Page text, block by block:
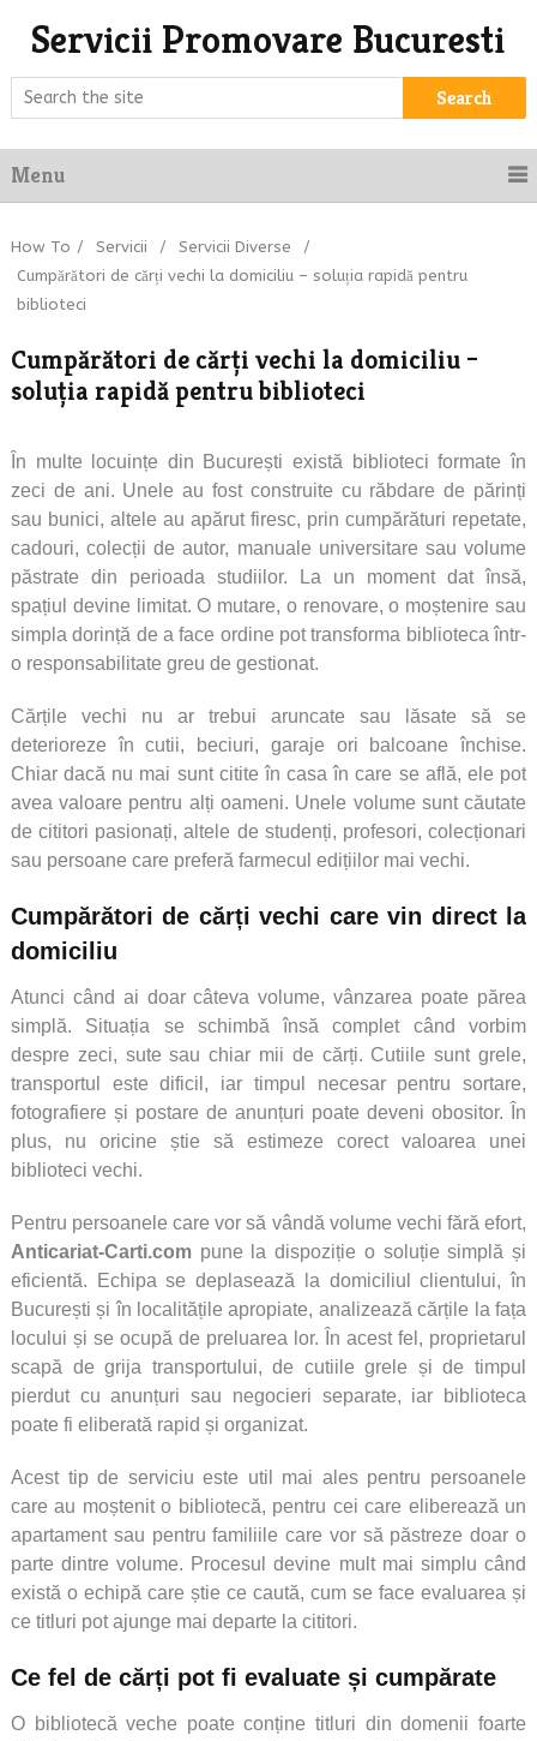
Servicii Promovare Bucuresti
Search
Menu
How To / Servicii / Servicii Diverse
/
Cumpărători de cărți vechi la domiciliu – soluția rapidă pentru
biblioteci
Cumpărători de cărți vechi la domiciliu –
soluția rapidă pentru biblioteci
În multe locuințe din București există biblioteci formate în
zeci de ani. Unele au fost construite cu răbdare de părinți
sau bunici, altele au apărut firesc, prin cumpărături repetate,
cadouri, colecții de autor, manuale universitare sau volume
păstrate din perioada studiilor. La un moment dat însă,
spațiul devine limitat. O mutare, o renovare, o moștenire sau
simpla dorință de a face ordine pot transforma biblioteca într-
o responsabilitate greu de gestionat.
Cărțile vechi nu ar trebui aruncate sau lăsate să se
deterioreze în cutii, beciuri, garaje ori balcoane închise.
Chiar dacă nu mai sunt citite în casa în care se află, ele pot
avea valoare pentru alți oameni. Unele volume sunt căutate
de cititori pasionați, altele de studenți, profesori, colecționari
sau persoane care preferă farmecul edițiilor mai vechi.
Cumpărători de cărți vechi care vin direct la
domiciliu
Atunci când ai doar câteva volume, vânzarea poate părea
simplă. Situația se schimbă însă complet când vorbim
despre zeci, sute sau chiar mii de cărți. Cutiile sunt grele,
transportul este dificil, iar timpul necesar pentru sortare,
fotografiere și postare de anunțuri poate deveni obositor. În
plus, nu oricine știe să estimeze corect valoarea unei
biblioteci vechi.
Pentru persoanele care vor să vândă volume vechi fără efort,
Anticariat-Carti.compune la dispoziție o soluție simplă și
eficientă. Echipa se deplasează la domiciliul clientului, în
București și în localitățile apropiate, analizează cărțile la fața
locului și se ocupă de preluarea lor. În acest fel, proprietarul
scapă de grija transportului, de cutiile grele și de timpul
pierdut cu anunțuri sau negocieri separate, iar biblioteca
poate fi eliberată rapid și organizat.
Acest tip de serviciu este util mai ales pentru persoanele
care au moștenit o bibliotecă, pentru cei care eliberează un
apartament sau pentru familiile care vor să păstreze doar o
parte dintre volume. Procesul devine mult mai simplu când
există o echipă care știe ce caută, cum se face evaluarea și
ce titluri pot ajunge mai departe la cititori.
Ce fel de cărți pot fi evaluate și cumpărate
O bibliotecă veche poate conține titluri din domenii foarte